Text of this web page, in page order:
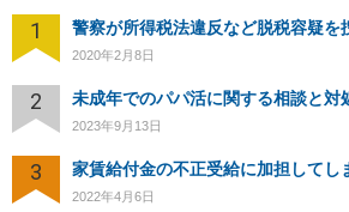
1
2020年2月8日
2 未成年でのパパ活に関する相談と対
2023年9月13日
3 家賃給付金の不正受給に加担してし
2022年4月6日